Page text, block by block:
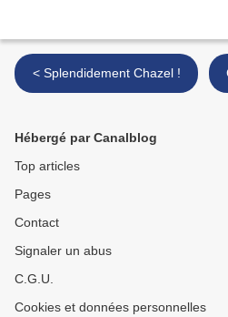
< Splendidement Chazel !
Hébergé par Canalblog
Top articles
Pages
Contact
Signaler un abus
C.G.U.
Cookies et données personnelles